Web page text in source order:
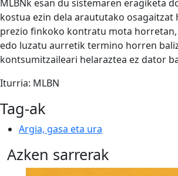
MLBNk esan du sistemaren eragiketa
kostua ezin dela araututako osagaitzat
prezio finkoko kontratu mota
edo luzatu aurretik termino horren
kontsumitzaileari helaraztea ez dator
Iturria: MLBN
Tag-ak
Argia, gasa eta ura
Azken sarrerak